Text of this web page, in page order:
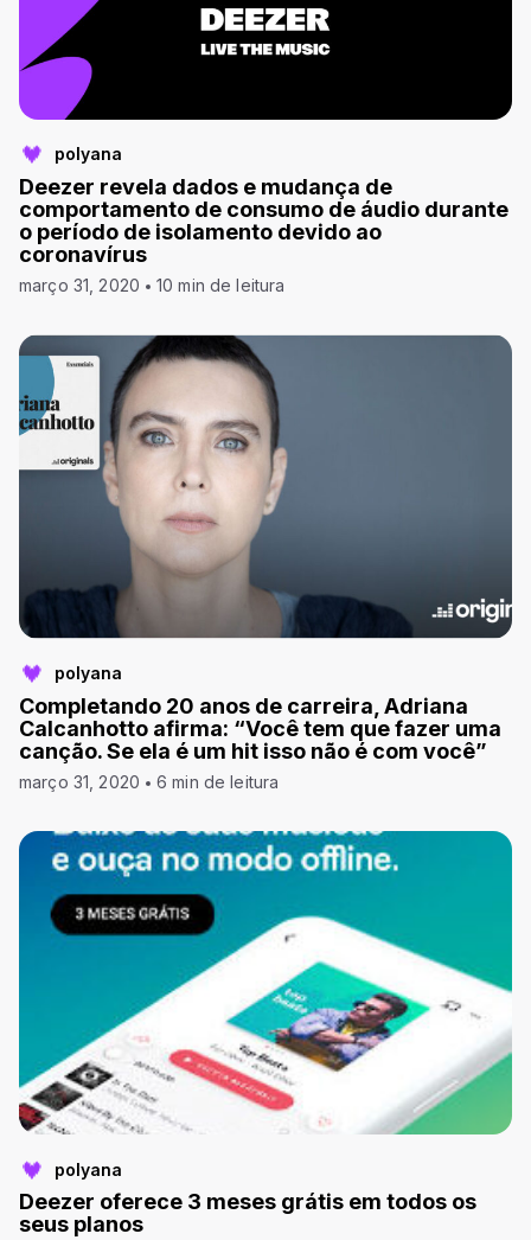
polyana
Deezer revela dados e mudança de
comportamento de consumo de áudio durante
o período de isolamento devido ao
coronavírus
março 31, 2020 10 min de leitura
polyana
Completando 20 anos de carreira, Adriana
Calcanhotto afirma: “Você tem que fazer uma
canção. Se ela é um hit isso não é com você”
março 31, 2020 6 min de leitura
polyana
Deezer oferece 3 meses grátis em todos os
seus planos